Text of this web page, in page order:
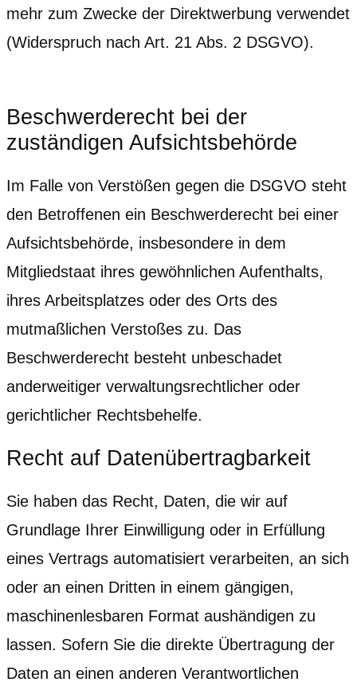
mehr zum Zwecke der Direktwerbung verwendet
(Widerspruch nach Art. 21 Abs. 2 DSGVO).
Beschwerde­recht bei der
zuständigen Aufsichts­behörde
Im Falle von Verstößen gegen die DSGVO steht
den Betroffenen ein Beschwerderecht bei einer
Aufsichtsbehörde, insbesondere in dem
Mitgliedstaat ihres gewöhnlichen Aufenthalts,
ihres Arbeitsplatzes oder des Orts des
mutmaßlichen Verstoßes zu. Das
Beschwerderecht besteht unbeschadet
anderweitiger verwaltungsrechtlicher oder
gerichtlicher Rechtsbehelfe.
Recht auf Daten­übertrag­barkeit
Sie haben das Recht, Daten, die wir auf
Grundlage Ihrer Einwilligung oder in Erfüllung
eines Vertrags automatisiert verarbeiten, an sich
oder an einen Dritten in einem gängigen,
maschinenlesbaren Format aushändigen zu
lassen. Sofern Sie die direkte Übertragung der
Daten an einen anderen Verantwortlichen